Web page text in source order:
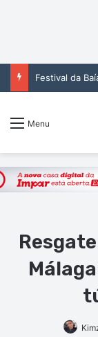
Menu